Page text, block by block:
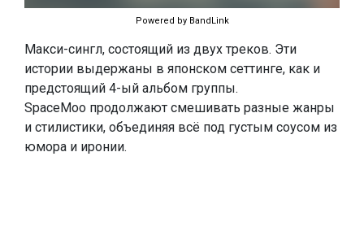
Powered by BandLink
Макси-сингл, состоящий из двух треков. Эти
истории выдержаны в японском сеттинге, как и
предстоящий 4-ый альбом группы.
SpaceMoo продолжают смешивать разные жанры
и стилистики, объединяя всё под густым соусом из
юмора и иронии.